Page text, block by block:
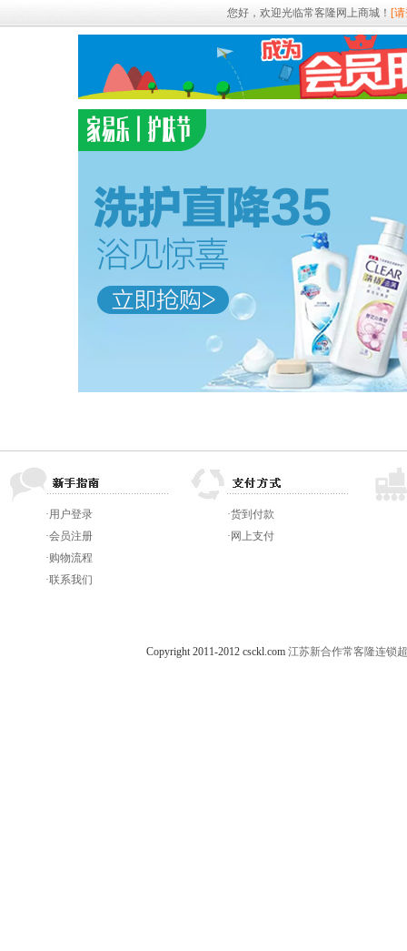
您好，欢迎光临常客隆网上商城！ [
·用户登录
·会员注册
·购物流程
·联系我们
·货到付款
· 网上支付
Copyright 2011-2012 csckl.com江苏新合作常客隆连锁